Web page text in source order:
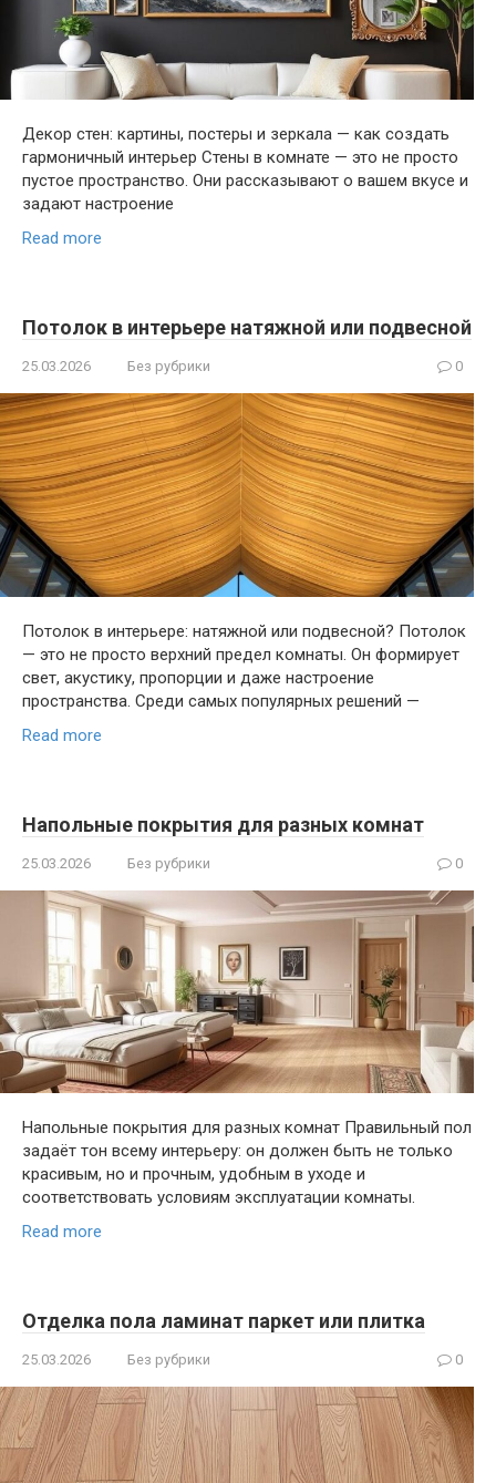
Декор стен: картины, постеры и зеркала — как создать
гармоничный интерьер Стены в комнате — это не просто
пустое пространство. Они рассказывают о вашем вкусе и
задают настроение
Read more
Потолок в интерьере натяжной или подвесной
25.03.2026 Без рубрики 0
Потолок в интерьере: натяжной или подвесной? Потолок
— это не просто верхний предел комнаты. Он формирует
свет, акустику, пропорции и даже настроение
пространства. Среди самых популярных решений —
Read more
Напольные покрытия для разных комнат
25.03.2026 Без рубрики 0
Напольные покрытия для разных комнат Правильный пол
задаёт тон всему интерьеру: он должен быть не только
красивым, но и прочным, удобным в уходе и
соответствовать условиям эксплуатации комнаты.
Read more
Отделка пола ламинат паркет или плитка
25.03.2026 Без рубрики 0